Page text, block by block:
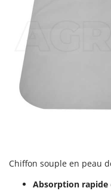
Stiga
Tellarini Pompe
Tineco
Titania
Chiffon souple en peau
Absorption rapide